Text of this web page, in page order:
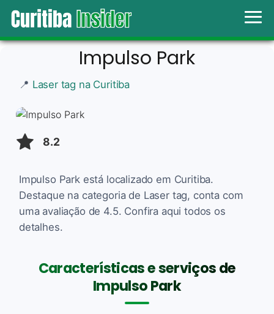
Impulso Park
📍 Laser tag na Curitiba
8.2
Impulso Park está localizado em Curitiba.
Destaque na categoria de Laser tag, conta com
uma avaliação de 4.5. Confira aqui todos os
detalhes.
Características e serviços de
Impulso Park